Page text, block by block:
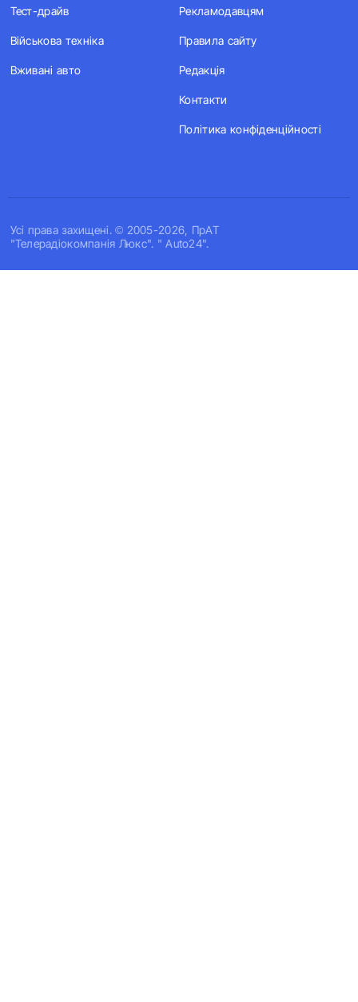
Усi права захищенi. © 2005-2026, ПрАТ
"Телерадіокомпанія Люкс". " Auto24".
Тест-драйв
Військова техніка
Вживані авто
Рекламодавцям
Правила сайту
Редакція
Контакти
Політика конфіденційності